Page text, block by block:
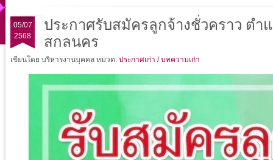
05/07
2568
ประกาศรับสมัครลูกจ้างชั่วคราว ต
สกลนคร
เขียนโดย บริหารงานบุคคล หมวด: ประกาศเก่า / บทความเก่า